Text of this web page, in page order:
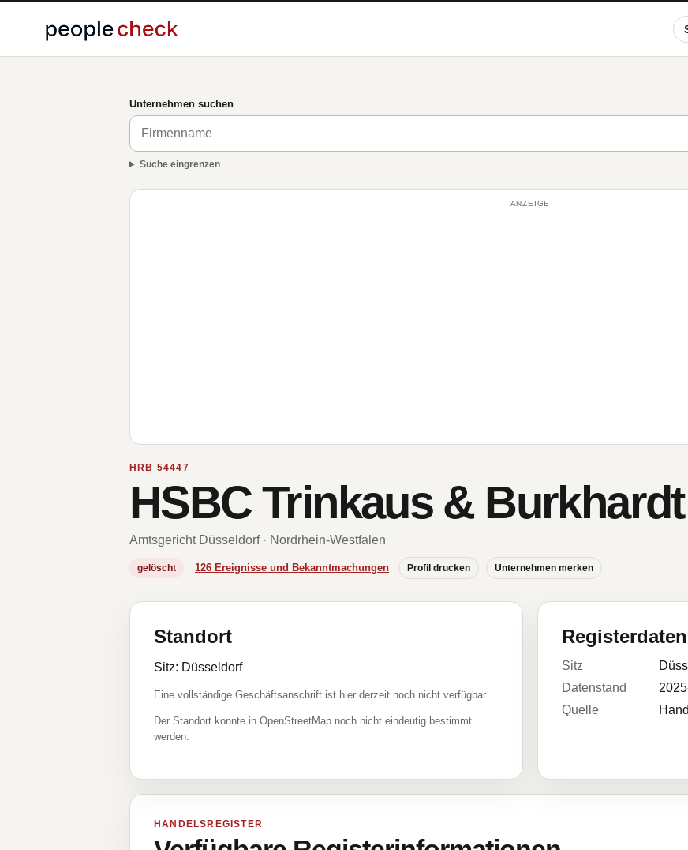
Unternehmen suchen
Suche eingrenzen
ANZEIGE
HRB 54447
HSBC Trinkaus &
Amtsgericht Düsseldorf · Nordrhein-Westfalen
gelöscht 126 Ereignisse und Bekanntmachungen Profil drucken Unternehmen merken
Standort
Sitz: Düsseldorf
Eine vollständige Geschäftsanschrift ist hier derzeit noch nicht verfügbar.
Der Standort konnte in OpenStreetMap noch nicht eindeutig bestimmt
werden.
Registerdaten
Sitz
Datenstand
Quelle
HANDELSREGISTER